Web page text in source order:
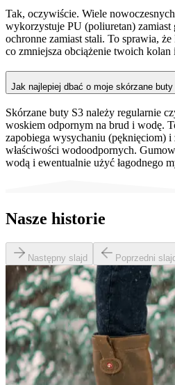
Tak, oczywiście. Wiele
wykorzystuje PU (poliuretan)
ochronne zamiast stali. To sprawia, że
co zmniejsza obciążenie twoich
Jak najlepiej dbać o moje skórzane buty
Skórzane buty S3 należy regularnie
woskiem odpornym na brud i wodę.
zapobiega wysychaniu (pęknięciom) i
właściwości wodoodpornych.
wodą i ewentualnie użyć łagodnego
Nasze historie
Następny slajd Poprzedni slajd